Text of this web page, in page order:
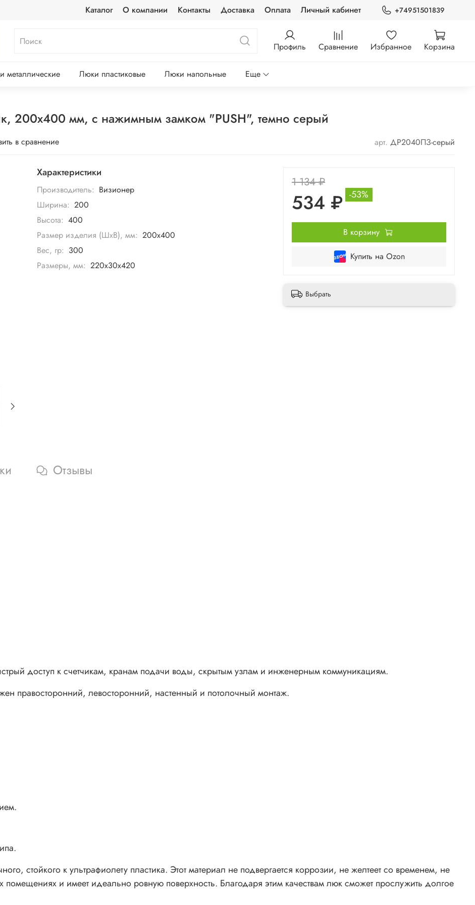
Каталог О компании Контакты Доставка Оплата Личный кабинет +74951501839
Профиль Сравнение Избранное Корзина
металлические Люки пластиковые Люки напольные Еще
200х400 мм, с нажимным замком "PUSH", темно серый
в сравнение арт. ДР2040ПЗ-серый
Характеристики
Производитель: Визионер
Ширина: 200
Высота: 400
Размер изделия (ШхВ), мм: 200х400
Вес, гр: 300
Размеры, мм: 220х30х420
1 134 ₽
534 ₽ -53%
В корзину
Купить на Ozon
Выбрать
Отзывы
доступ к счетчикам, кранам подачи воды, скрытым узлам и инженерным коммуникациям.
правосторонний, левосторонний, настенный и потолочный монтаж.
стойкого к ультрафиолету пластика. Этот материал не подвергается коррозии, не желтеет со временем, не
помещениях и имеет идеально ровную поверхность. Благодаря этим качествам люк сможет прослужить долгое